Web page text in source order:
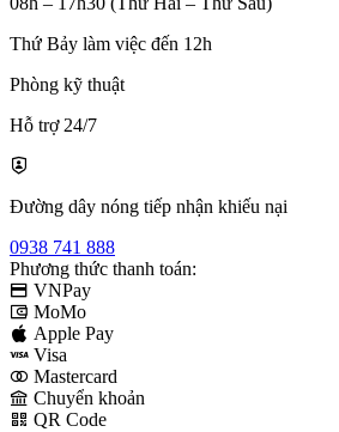
Thứ Bảy làm việc đến 12h
Phòng kỹ thuật
Hỗ trợ 24/7
Đường dây nóng tiếp nhận khiếu nại
0938 741 888
Phương thức thanh toán:
VNPay
MoMo
Apple Pay
Visa
Mastercard
Chuyển khoản
QR Code